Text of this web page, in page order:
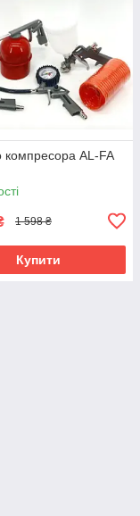
компресора AL-FA
1 598 ₴
Купити